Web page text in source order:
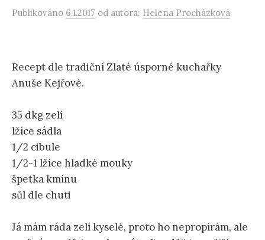
Publikováno 6.1.2017 od autora: Helena Procházková
Recept dle tradiční Zlaté úsporné kuchařky
Anuše Kejřové.
35 dkg zelí
lžíce sádla
1/2 cibule
1/2-1 lžíce hladké mouky
špetka kmínu
sůl dle chuti
Já mám ráda zelí kyselé, proto ho nepropírám, ale